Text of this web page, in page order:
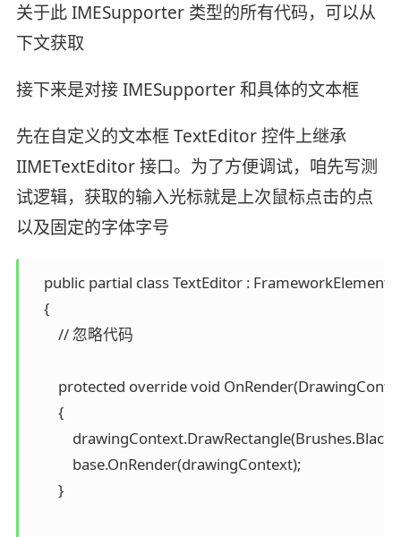
关于此 IMESupporter 类型的所有代码，可以从
下文获取
接下来是对接 IMESupporter 和具体的文本框
先在自定义的文本框 TextEditor 控件上继承
IIMETextEditor 接口。为了方便调试，咱先写测
试逻辑，获取的输入光标就是上次鼠标点击的点
以及固定的字体字号
public partial class TextEditor :
    {
        // 忽略代码
protected override void
        {
            base.OnRender(drawingContext);
        }